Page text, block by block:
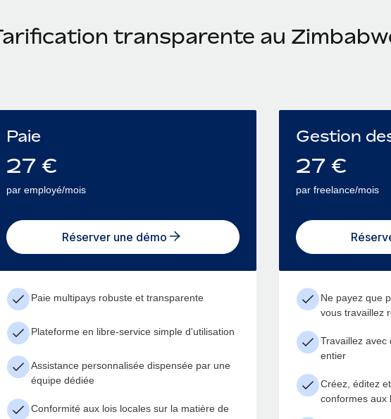
transparente au
Paie
27 €
par employé/mois
Réserver une démo
Paie multipays robuste et transparente
Plateforme en libre-service simple d'utilisation
Assistance personnalisée dispensée par une
équipe dédiée
Conformité aux lois locales sur la matière de
Gestion
27 €
par freelance/mois
Ne payez que
vous travaillez
Travaillez avec
entier
Créez, éditez
conformes aux